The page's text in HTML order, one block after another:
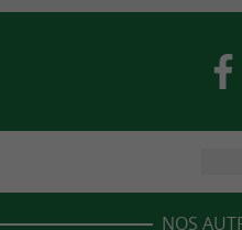
NOS